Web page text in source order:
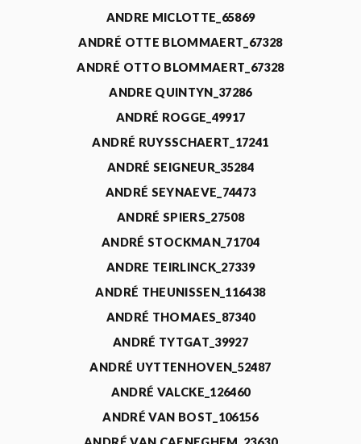
ANDRE MICLOTTE_65869
ANDRÉ OTTE BLOMMAERT_67328
ANDRÉ OTTO BLOMMAERT_67328
ANDRE QUINTYN_37286
ANDRÉ ROGGE_49917
ANDRÉ RUYSSCHAERT_17241
ANDRÉ SEIGNEUR_35284
ANDRÉ SEYNAEVE_74473
ANDRÉ SPIERS_27508
ANDRÉ STOCKMAN_71704
ANDRE TEIRLINCK_27339
ANDRÉ THEUNISSEN_116438
ANDRÉ THOMAES_87340
ANDRÉ TYTGAT_39927
ANDRÉ UYTTENHOVEN_52487
ANDRÉ VALCKE_126460
ANDRÉ VAN BOST_106156